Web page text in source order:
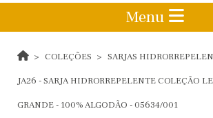
Menu
COLEÇÕES SARJAS
JA26 - SARJA HIDRORREPELENTE COLEÇÃO
GRANDE - 100% ALGODÃO - 05634/001